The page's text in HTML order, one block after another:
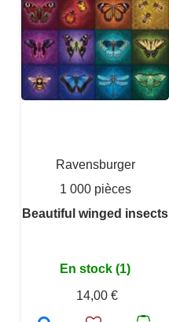
Ravensburger
1 000 pièces
Beautiful winged insects
En stock (1)
14,00 €